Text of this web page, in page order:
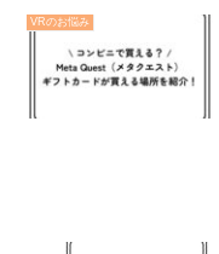
VRのお悩み